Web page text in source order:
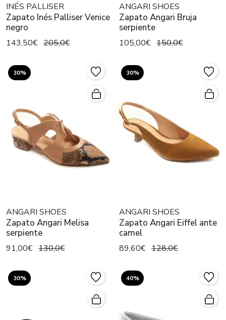
INÉS PALLISER
Zapato Inés Palliser Venice
negro
143,50€ 205,0€
ANGARI SHOES
Zapato Angari Bruja
serpiente
105,00€ 150,0€
30%
ANGARI SHOES
Zapato Angari Melisa
serpiente
91,00€ 130,0€
30%
ANGARI SHOES
Zapato Angari Eiffel ante
camel
89,60€ 128,0€
30% 40%